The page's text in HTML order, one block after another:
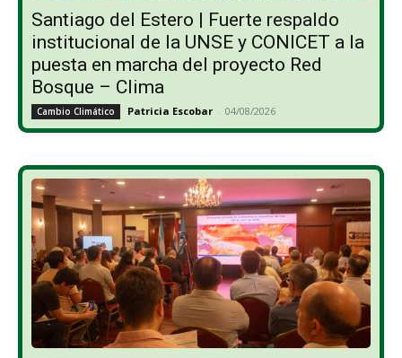
Santiago del Estero | Fuerte respaldo
institucional de la UNSE y CONICET a la
puesta en marcha del proyecto Red
Bosque – Clima
Cambio Climático Patricia Escobar - 04/08/2026